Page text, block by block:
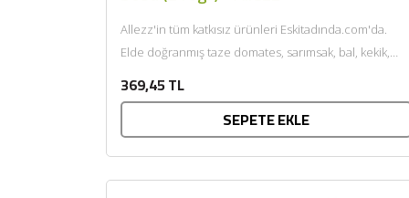
Allezz'in tüm katkısız ürünleri Eskitadında.com'da.
Elde doğranmış taze domates, sarımsak, bal, kekik,
369,45 TL
SEPETE EKLE